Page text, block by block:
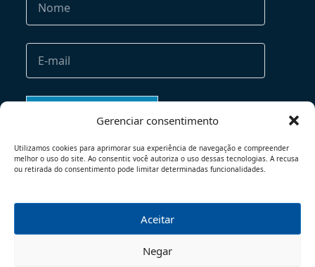
Gerenciar consentimento
Utilizamos cookies para aprimorar sua experiência de navegação e compreender
melhor o uso do site. Ao consentir, você autoriza o uso dessas tecnologias. A recusa
ou retirada do consentimento pode limitar determinadas funcionalidades.
Aceitar
Negar
POLÍTICA DE PRIVACIDADE
© 2026 - TODOS OS DIREITOS RESERVADOS